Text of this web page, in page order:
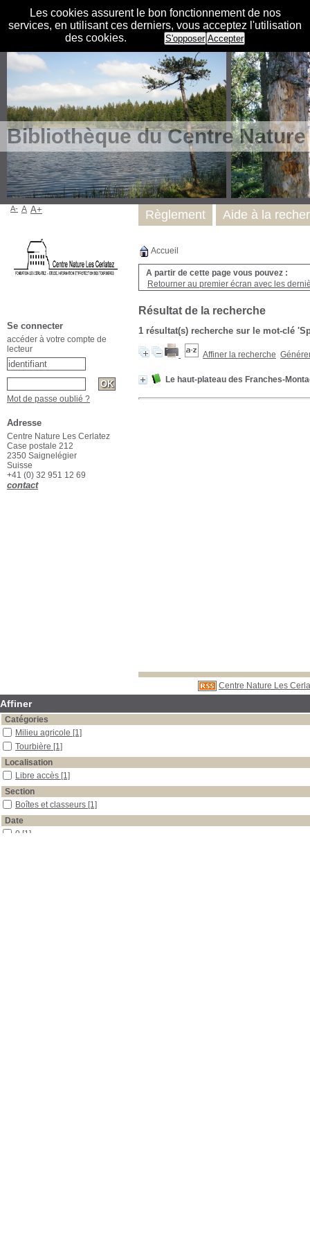
Les cookies assurent le bon fonctionnement de nos
services, en utilisant ces derniers, vous acceptez l'utilisation
des cookies.
S'opposer Accepter
Bibliothèque du Centre
Accueil
A partir de cette page vous pouvez :
Retourner au premier écran avec les
Résultat de la recherche
1 résultat(s) recherche sur le mot-clé
Affiner la recherche
Le haut-plateau des Franches-
Centre Nature Les
Règlement Aide à la
A- A A+
Se connecter
accéder à votre compte de
lecteur
Mot de passe oublié ?
Adresse
Centre Nature Les Cerlatez
Case postale 212
2350 Saignelégier
Suisse
+41 (0) 32 951 12 69
contact
Affiner
Catégories
Milieu agricole [1]
Tourbière [1]
Localisation
Libre accès [1]
Section
Boîtes et classeurs [1]
Date
0 [1]